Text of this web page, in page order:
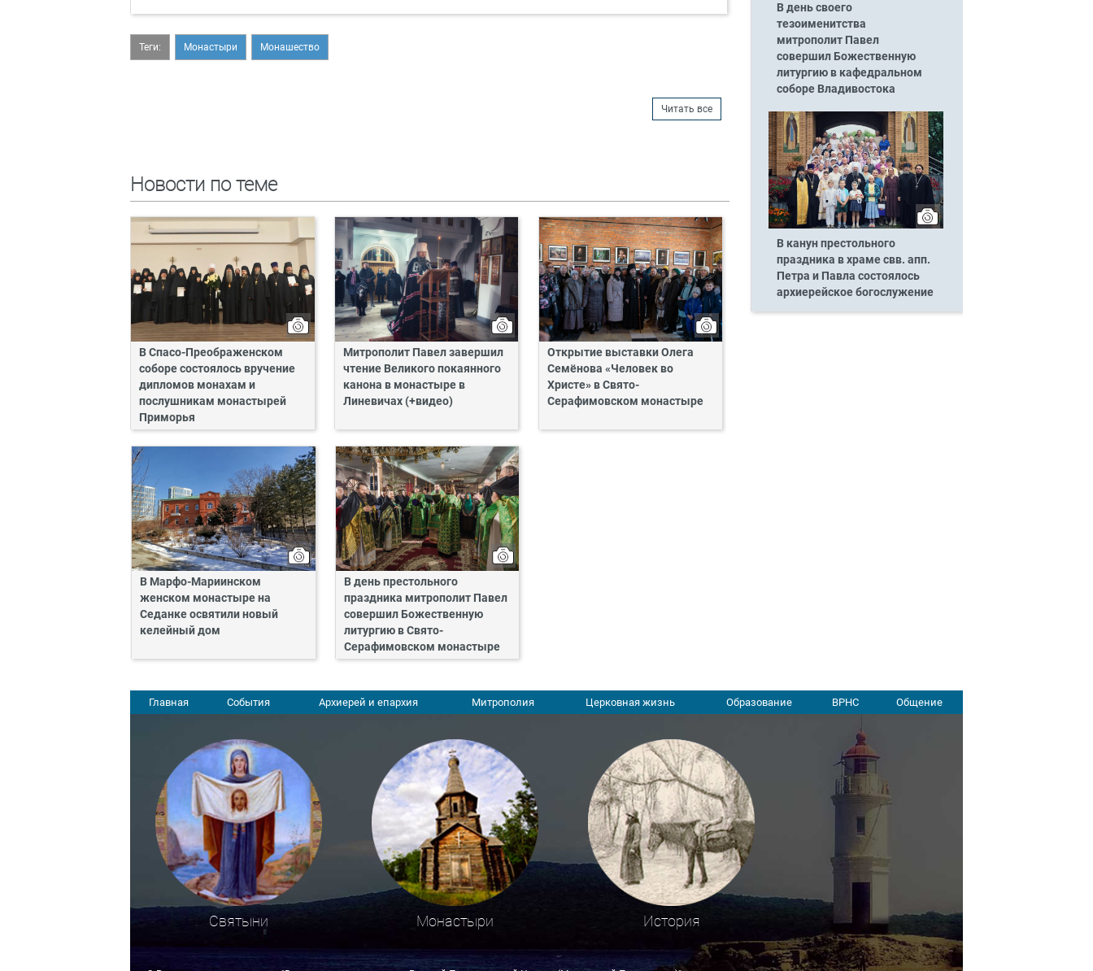
Теги: Монастыри Монашество
Читать все
Новости по теме
В Спасо-Преображенском
соборе состоялось вручение
дипломов монахам и
послушникам монастырей
Приморья
Митрополит Павел завершил
чтение Великого покаянного
канона в монастыре в
Линевичах (+видео)
Открытие выставки Олега
Семёнова «Человек во
Христе» в Свято-
Серафимовском монастыре
В Марфо-Мариинском
женском монастыре на
Седанке освятили новый
келейный дом
В день престольного
праздника митрополит Павел
совершил Божественную
литургию в Свято-
Серафимовском монастыре
В день своего
тезоименитства
митрополит Павел
совершил Божественную
литургию в кафедральном
соборе Владивостока
В канун престольного
праздника в храме свв. апп.
Петра и Павла состоялось
архиерейское богослужение
Главная События Архиерей и епархия Митрополия Церковная жизнь Образование ВРНС Общение
Святыни Монастыри История